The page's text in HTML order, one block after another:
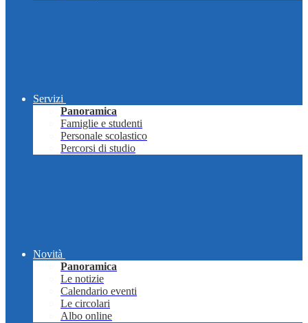
Servizi
Panoramica
Famiglie e studenti
Personale scolastico
Percorsi di studio
Novità
Panoramica
Le notizie
Calendario eventi
Le circolari
Albo online